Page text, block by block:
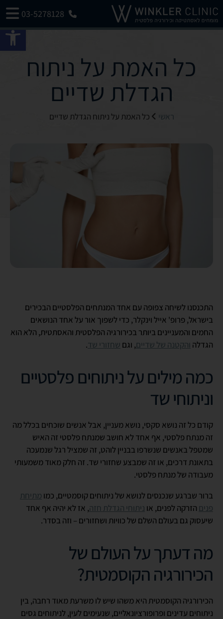
03-5278128
כל האמת על ניתוח
הגדלת שדיים
ראשי כל האמת על ניתוח הגדלת שדיים
התכנסנו לשיחה צפופה עם אחד המנתחים הפלסטיים הבכירים
בישראל, פרופ' אייל וינקלר, כדי לשפוך אור על אחד הנושאים
החמים והמעניינים ביותר בכירורגיה הפלסטית והאסתטית, הלא הוא
הגדלה והקטנה של שדיים, וגם שחזורי שד .
כמה מילים על ניתוחים פלסטיים
וניתוחי שד
קודם כל זה נושא סקסי, נושא מעניין, אבל אנשים שוכחים בכלל מה
זה מנתח פלסטי, אף אחד לא חושב שמנתח פלסטי זה האיש
שמטפל באנשים שנשרפו בבניין לוהט, זה שמציל רגל שנמעכה
בתאונת דרכים, או זה שמבצע שחזורי שד. זה חלק מאוד משמעותי
מעבודה של מנתח פלסטי.
ברור שברגע שנכנסים לנושא של ניתוחים קוסמטיים, כמו מתיחת
פנים הזרקה לפנים, או ניתוחי הגדלת חזה, אז לא יהיה אף אחד
שיעסוק גם בעולם השלם של כוויות ושחזורים – וזה בסדר.
מה דעתך על העולם של
הכירורגיה הקוסמטית?
הכירורגיה הקוסמטית היא משהו שיש לו משרעת מאוד רחבה, בין
ניתוחים עדינים ופרופורציונאליים, שנעימים לעין, לניתוחים גסים